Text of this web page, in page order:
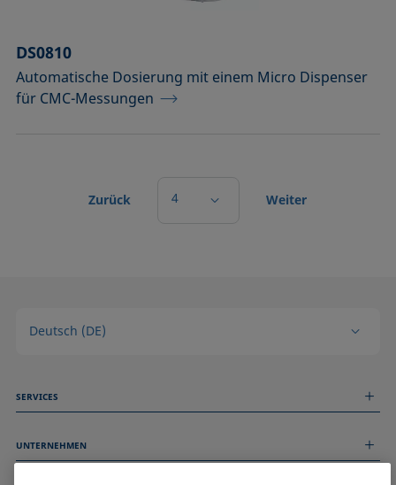
DS0810
Automatische Dosierung mit einem Micro Dispenser
für CMC-Messungen
Zurück 4 Weiter
Deutsch (DE)
SERVICES
Technischer Service
UNTERNEHMEN